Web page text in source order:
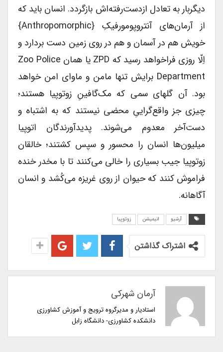
دیگربار به تعادل ازدست‌رفته‌اش بازگردد. انسان باید که
از آرمان‌های آنتروپومورفیکِ {anthropomorphic}
خویش هم در آسمان و هم در روی زمین دست بردارد و
اِلّا روزی فراخواهد رسید که ZPD یا همان Zoo Police
Department برایش تنها مامن و ماوای امن خواهد
بود. آن گلهای سمی که مک‌گافینِ زوتوپیا هستند؛
چیزی جز واقع‌گراییِ محضی نیستند که به اشتباه و
دست‌آخر معدوم می‌شوند. پدیدآورندگان اتوپیا
میلیون‌ها انسان را محسور و سپس کشتند؛ خالقان
زوتوپیا جیب بسیاری را خالی می‌کنند تا با مخدر خنده
فراموش کنند که حیوان از روی غریزه می‌کُشد و انسان
آگاهانه.
آرشیو انیمیشن زوتوپیا
اشتراک گذاشتن
آرمان شهرکی
استادیار و مدیرگروه ترویج و آموزش کشاورزی
دانشکده کشاورزی- دانشگاه زابل